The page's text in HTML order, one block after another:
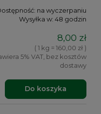
na wyczerpaniu
Wysyłka w: 48 godzin
8,00 zł
( 1 kg = 160,00 zł )
5% VAT, bez kosztów
dostawy
Do koszyka